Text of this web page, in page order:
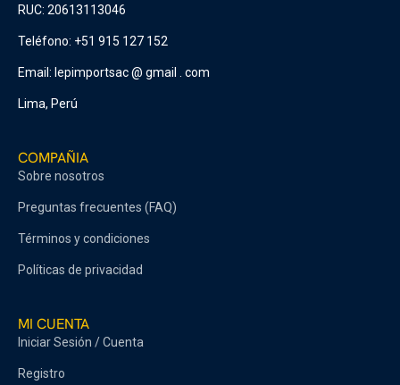
RUC: 20613113046
Teléfono: +51 915 127 152
Email: lepimportsac @ gmail . com
Lima, Perú
COMPAÑIA
Sobre nosotros
Preguntas frecuentes (FAQ)
Términos y condiciones
Políticas de privacidad
MI CUENTA
Iniciar Sesión / Cuenta
Registro